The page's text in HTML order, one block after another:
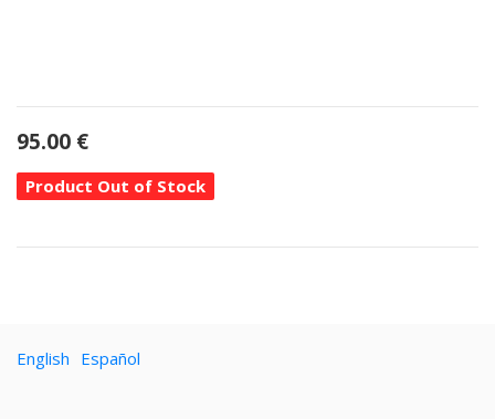
95.00 €
Product Out of Stock
English Español